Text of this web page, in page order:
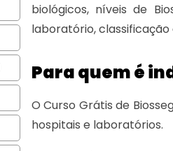
biológicos, níveis de
laboratório, classificação
Para quem é
O Curso Grátis de
hospitais e laboratórios.